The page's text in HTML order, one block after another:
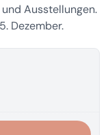
Ausstellungen.
Dezember.